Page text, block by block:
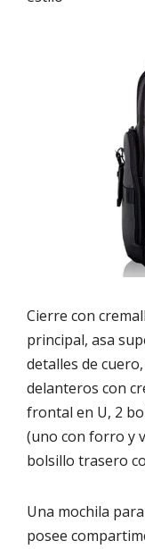
Cierre con
principal, asa
detalles de
delanteros con
frontal en U, 2
(uno con forro y
bolsillo trasero
Una mochila
posee